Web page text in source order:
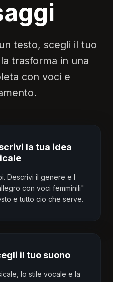
testo, scegli il tuo
trasforma in una
con voci e
la tua idea
Descrivi il genere e l
con voci femminili"
e tutto cio che serve.
il tuo suono
lo stile vocale e la